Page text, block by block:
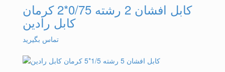
کابل افشان 2 رشته 0/75*2 کرمان
کابل رادین
تماس بگیرید